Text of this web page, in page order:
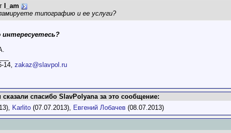
I_am
типографию и ее услуги?
интересуетесь?
14, zakaz@slavpol.ru
сказали спасибо SlavPolyana за это сообщение:
Karlito (07.07.2013), Евгений Лобачев (08.07.2013)